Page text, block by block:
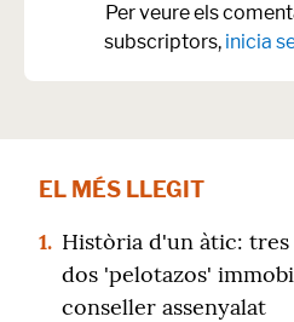
Per veure els
subscriptors, inicia
EL MÉS LLEGIT
1. Història d'un àtic: tres
dos 'pelotazos'
conseller assenyalat